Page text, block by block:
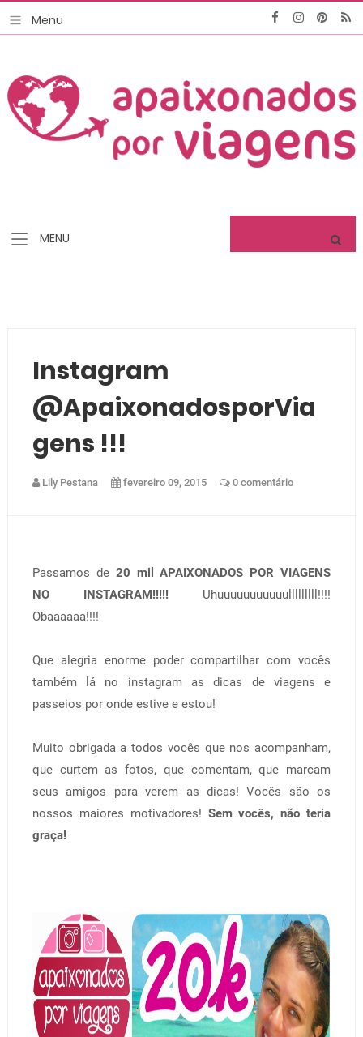
Instagram
@ApaixonadosporVia
Gens !!!
Lily Pestana fevereiro 09, 2015 0 comentário
Passamos de 20 mil APAIXONADOS POR VIAGENS
NO INSTAGRAM!!!!! Uhuuuuuuuuuuulllllllll!!!!
Obaaaaaa!!!!
Que alegria enorme poder compartilhar com vocês
também lá no instagram as dicas de viagens e
passeios por onde estive e estou!
Muito obrigada a todos vocês que nos acompanham,
que curtem as fotos, que comentam, que marcam
seus amigos para verem as dicas! Vocês são os
nossos maiores motivadores! Sem vocês, não teria
graça!